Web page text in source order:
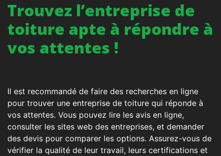
Trouvez l’entreprise de
toiture apte à répondre à
vos attentes !
Il est recommandé de faire des recherches en ligne
pour trouver une entreprise de toiture qui réponde à
vos attentes. Vous pouvez lire les avis en ligne,
consulter les sites web des entreprises, et demander
des devis pour comparer les options. Assurez-vous de
vérifier la qualité de leur travail, leurs certifications et